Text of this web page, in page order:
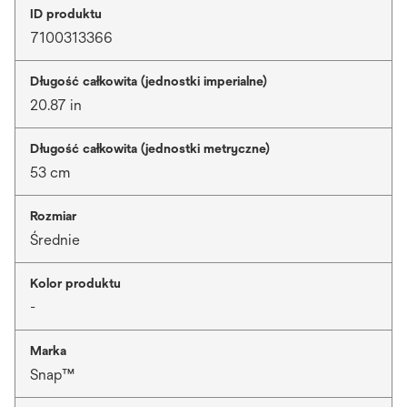
ID produktu
7100313366
Długość całkowita (jednostki imperialne)
20.87 in
Długość całkowita (jednostki metryczne)
53 cm
Rozmiar
Średnie
Kolor produktu
-
Marka
Snap™